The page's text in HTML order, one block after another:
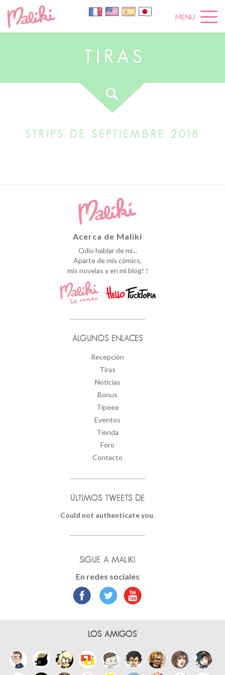
MENU
R A S
STRIPS DE SEPTIEMBRE 2018
Acerca de Maliki
Odio hablar de mi...
Aparte de mis cómics,
mis novelas y en mi blog! !
ALGUNOS ENLACES
Recepción
Tiras
Noticias
Bonus
Tipeee
Eventos
Tienda
Foro
Contacto
ÚLTIMOS TWEETS DE
Could not authenticate you.
SIGUE A MALIKI
En redes sociales
LOS AMIGOS